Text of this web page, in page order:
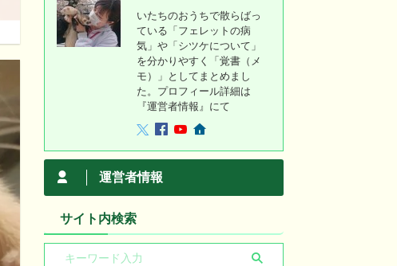
いたちのおうちで散らばっ
ている「フェレットの病
気」や「シツケについて」
を分かりやすく「覚書（メ
モ）」としてまとめまし
た。プロフィール詳細は
『運営者情報』にて
運営者情報
サイト内検索